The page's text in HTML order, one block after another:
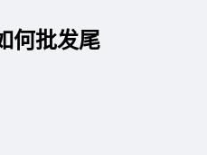
何批发尾